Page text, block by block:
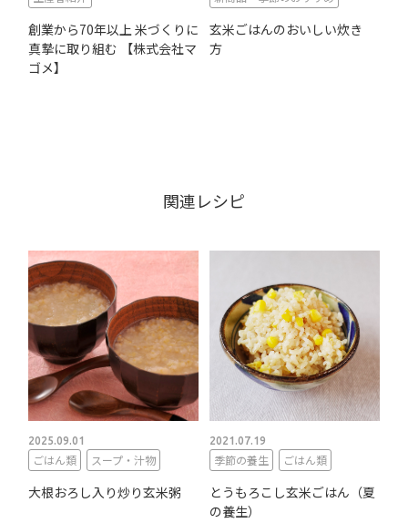
創業から70年以上 米づくりに
真摯に取り組む 【株式会社マ
ゴメ】
玄米ごはんのおいしい炊き
方
関連レシピ
2025.09.01
ごはん類 スープ・汁物
大根おろし入り炒り玄米粥
2021.07.19
季節の養生 ごはん類
とうもろこし玄米ごはん（夏
の養生）